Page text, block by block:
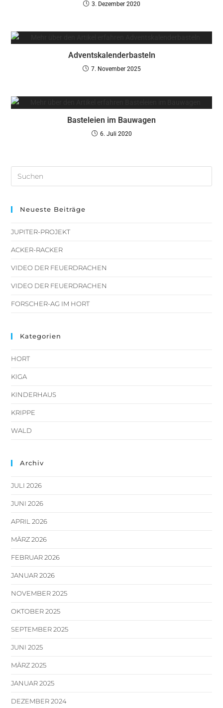
3. Dezember 2020
Adventskalenderbasteln
7. November 2025
Basteleien im Bauwagen
6. Juli 2020
Neueste Beiträge
JUPITER-PROJEKT
ACKER-RACKER
VIDEO DER FEUERDRACHEN
VIDEO DER FEUERDRACHEN
FORSCHER-AG IM HORT
Kategorien
HORT
KIGA
KINDERHAUS
KRIPPE
WALD
Archiv
JULI 2026
JUNI 2026
APRIL 2026
MÄRZ 2026
FEBRUAR 2026
JANUAR 2026
NOVEMBER 2025
OKTOBER 2025
SEPTEMBER 2025
JUNI 2025
MÄRZ 2025
JANUAR 2025
DEZEMBER 2024